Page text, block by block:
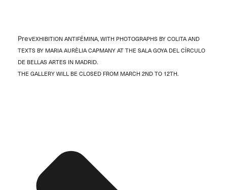
PrevEXHIBITION ANTIFÉMINA, WITH PHOTOGRAPHS BY COLITA AND
TEXTS BY MARIA AURÈLIA CAPMANY AT THE SALA GOYA DEL CÍRCULO
DE BELLAS ARTES IN MADRID.
THE GALLERY WILL BE CLOSED FROM MARCH 2ND TO 12TH.